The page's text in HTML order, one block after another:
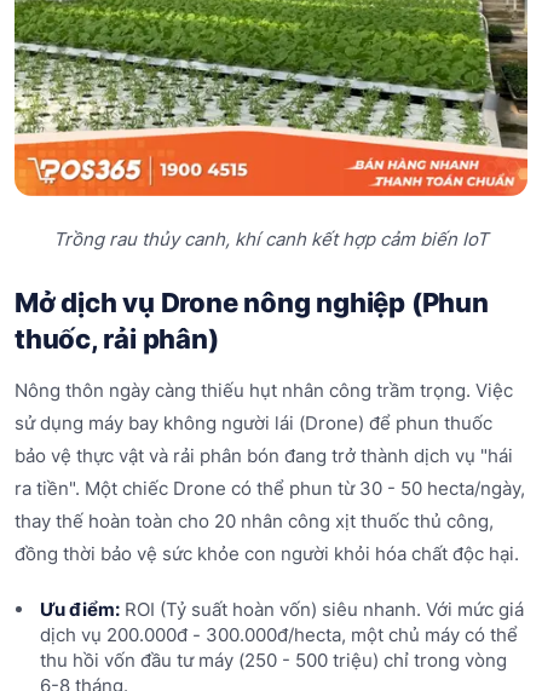
Trồng rau thủy canh, khí canh kết hợp cảm biến IoT
Mở dịch vụ Drone nông nghiệp (Phun
thuốc, rải phân)
Nông thôn ngày càng thiếu hụt nhân công trầm trọng. Việc
sử dụng máy bay không người lái (Drone) để phun thuốc
bảo vệ thực vật và rải phân bón đang trở thành dịch vụ "hái
ra tiền". Một chiếc Drone có thể phun từ 30 - 50 hecta/ngày,
thay thế hoàn toàn cho 20 nhân công xịt thuốc thủ công,
đồng thời bảo vệ sức khỏe con người khỏi hóa chất độc hại.
Ưu điểm:ROI (Tỷ suất hoàn vốn) siêu nhanh. Với mức giá
dịch vụ 200.000đ - 300.000đ/hecta, một chủ máy có thể
thu hồi vốn đầu tư máy (250 - 500 triệu) chỉ trong vòng
6-8 tháng.